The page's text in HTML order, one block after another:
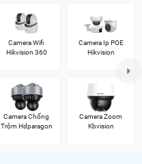
Camera Wifi
Hikvision 360
Camera Ip POE
Hikvision
Camera Chống
Trộm Hdparagon
Camera Zoom
Kbvision